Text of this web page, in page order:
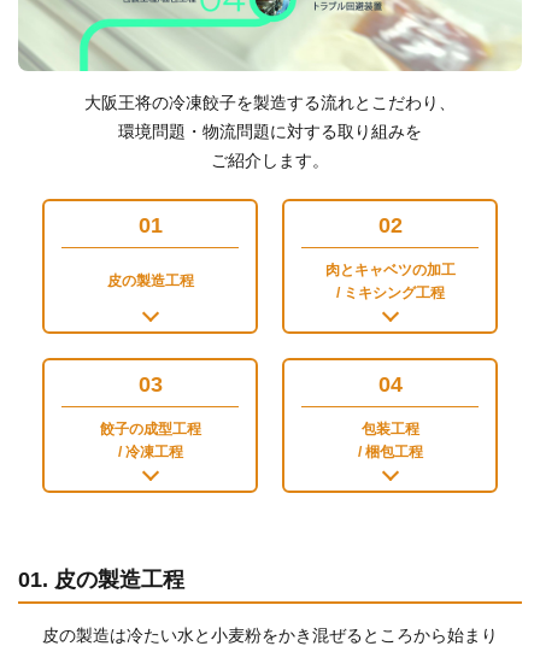
大阪王将の冷凍餃子を製造する流れとこだわり、
環境問題・物流問題に対する取り組みを
ご紹介します。
01
皮の製造工程
02
肉とキャベツの加工
/ ミキシング工程
03
餃子の成型工程
/ 冷凍工程
04
包装工程
/ 梱包工程
01. 皮の製造工程
皮の製造は冷たい水と小麦粉をかき混ぜるところから始まり